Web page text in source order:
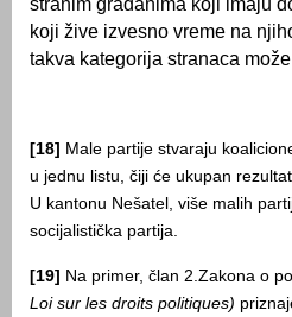
koji žive izvesno vreme na
takva kategorija stranaca
[18] Male partije stvaraju
u jednu listu, čiji će ukupan
U kantonu Nešatel, više malih
socijalistička partija.
[19] Na primer, član 2.Zakona o
Loi sur les droits politiques)